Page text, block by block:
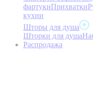
фартукиПрихватки
кухни
Шторы для душа
Шторки для душа
Распродажа